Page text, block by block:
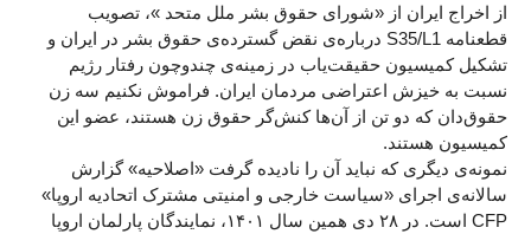
از اخراج ایران از «شورای حقوق بشر ملل متحد »، تصویب
قطعنامه S35/L1 درباره‌ی نقض گسترده‌ی حقوق بشر در ایران و
تشکیل کمیسیون حقیقت‌یاب در زمینه‌ی چندوچون رفتار رژیم
نسبت به خیزش اعتراضی مردمان ایران. فراموش نکنیم سه زن
حقوق‌دان که دو تن از آن‌ها کنش‌گر حقوق زن هستند، عضو این
کمیسیون هستند.
نمونه‌ی دیگری که نباید آن را نادیده گرفت «اصلاحیه» گزارش
سالانه‌ی اجرای «سیاست خارجی و امنیتی مشترک اتحادیه اروپا»
CFP است. در ۲۸ دی همین سال ۱۴۰۱، نمایندگان پارلمان اروپا